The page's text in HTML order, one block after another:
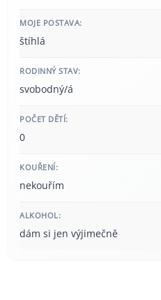
MOJE POSTAVA:
štíhlá
RODINNÝ STAV:
svobodný/á
POČET DĚTÍ:
0
KOUŘENÍ:
nekouřím
ALKOHOL:
dám si jen výjimečně